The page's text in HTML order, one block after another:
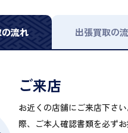
流れ 出張買取の
ご来店
お近くの店舗にご来店下さ
際、ご本人確認書類を必ず